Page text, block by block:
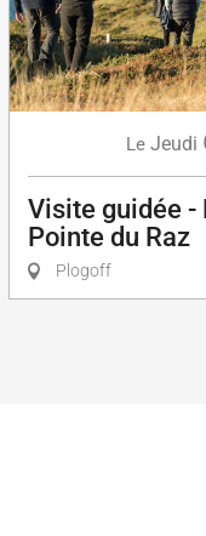
Le Jeudi
Visite guidée -
Pointe du Raz
Plogoff